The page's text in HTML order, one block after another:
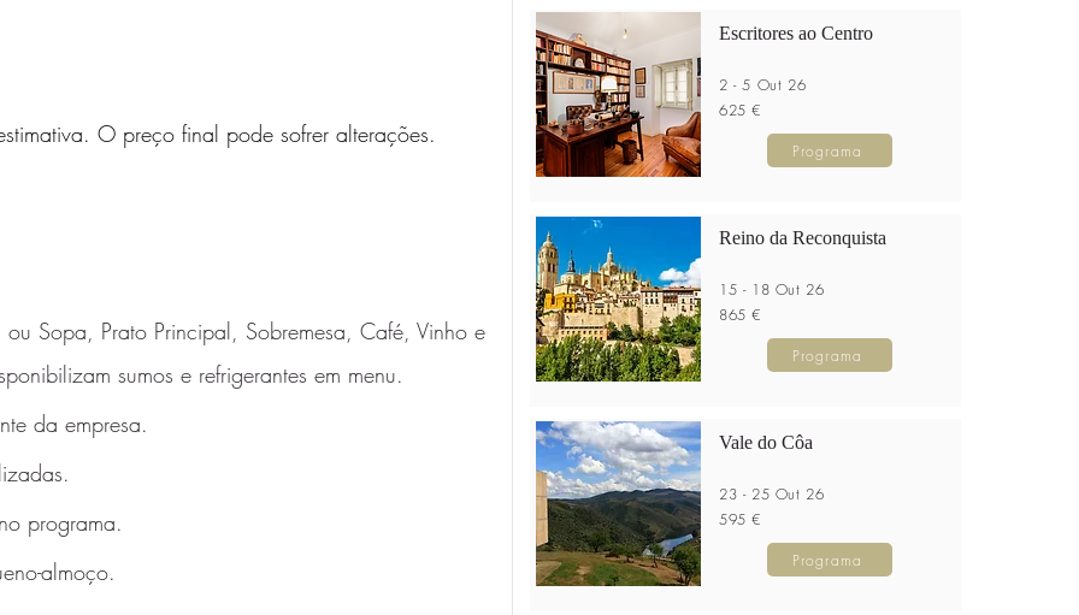
O preço final pode sofrer alterações.
Sopa, Prato Principal, Sobremesa, Café, Vinho e
sumos e refrigerantes em menu.
da empresa.
programa.
almoço.
Escritores ao Centro
2 - 5 Out 26
625 €
Programa
Reino da Reconquista
15 - 18 Out 26
865 €
Programa
Vale do Côa
23 - 25 Out 26
595 €
Programa